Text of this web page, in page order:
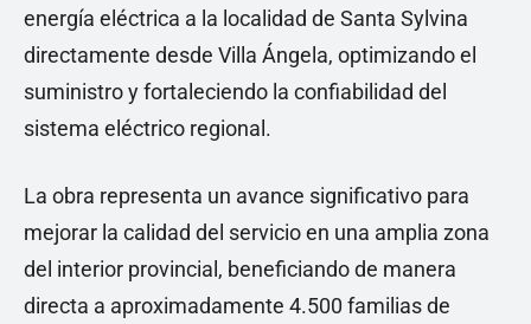
energía eléctrica a la localidad de Santa Sylvina
directamente desde Villa Ángela, optimizando el
suministro y fortaleciendo la confiabilidad del
sistema eléctrico regional.
La obra representa un avance significativo para
mejorar la calidad del servicio en una amplia zona
del interior provincial, beneficiando de manera
directa a aproximadamente 4.500 familias de